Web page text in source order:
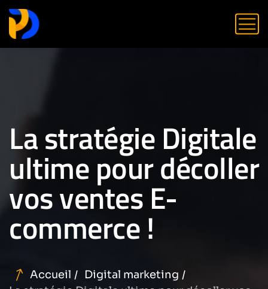
La stratégie Digitale
ultime pour décoller
vos ventes E-
commerce !
Accueil
Digital marketing